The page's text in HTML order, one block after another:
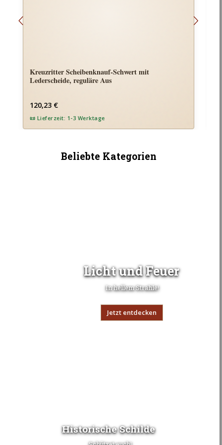
Kreuzritter Scheibenknauf-Schwert mit
Lederscheide, reguläre Aus
Regulärer Preis:
120,23 €
Beliebte Kategorien
Licht und Feuer
In hellem Strahle!
Jetzt entdecken
Historische Schilde